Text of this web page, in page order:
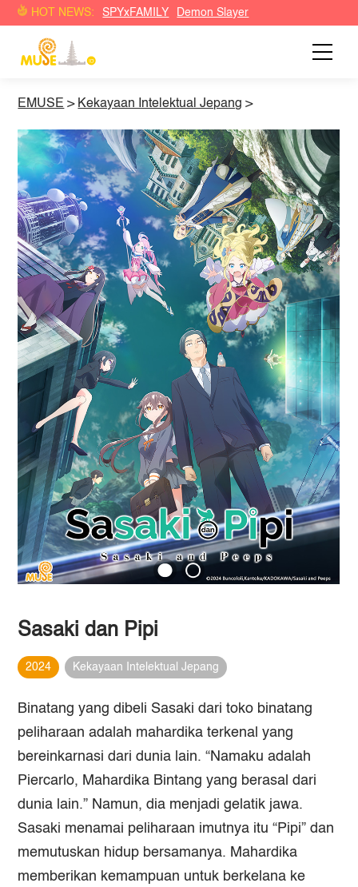
HOT NEWS: SPYxFAMILY Demon Slayer
EMUSE > Kekayaan Intelektual Jepang >
Sasaki dan Pipi
2024 Kekayaan Intelektual Jepang
Binatang yang dibeli Sasaki dari toko binatang
peliharaan adalah mahardika terkenal yang
bereinkarnasi dari dunia lain. “Namaku adalah
Piercarlo, Mahardika Bintang yang berasal dari
dunia lain.” Namun, dia menjadi gelatik jawa.
Sasaki menamai peliharaan imutnya itu “Pipi” dan
memutuskan hidup bersamanya. Mahardika
memberikan kemampuan untuk berkelana ke